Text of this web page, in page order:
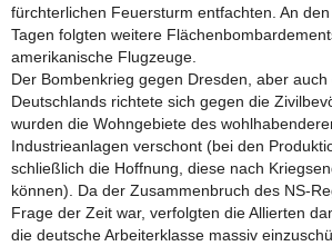
fürchterlichen Feuersturm entfachten. An
Tagen folgten weitere
amerikanische Flugzeuge.
Der Bombenkrieg gegen Dresden, aber
Deutschlands richtete sich gegen die
wurden die Wohngebiete des
Industrieanlagen verschont (bei den
schließlich die Hoffnung, diese nach
können). Da der Zusammenbruch des NS-
Frage der Zeit war, verfolgten die Allierten
die deutsche Arbeiterklasse massiv